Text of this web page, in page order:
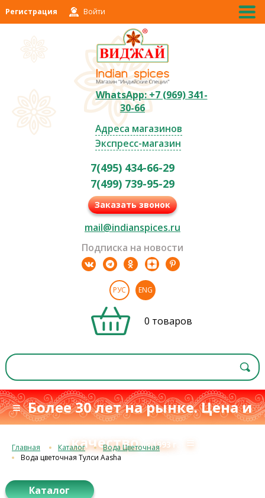
Регистрация Войти
WhatsApp: +7 (969) 341-
30-66
Адреса магазинов
Экспресс-магазин
7(495) 434-66-29
7(499) 739-95-29
Заказать звонок
mail@indianspices.ru
Подписка на новости
РУС ENG
0 товаров
≡ Более 30 лет на рынке. Цена и
качествос 1993 г. ≡
Главная Каталог
Вода Цветочная
Вода цветочная Тулси Aasha
Каталог